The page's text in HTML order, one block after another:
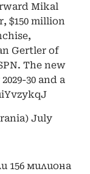
Mikal
$150 million
Gertler of
The new
30 and a
July
156 милиона